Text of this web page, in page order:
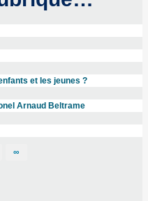
et les jeunes ?
Arnaud Beltrame
∞